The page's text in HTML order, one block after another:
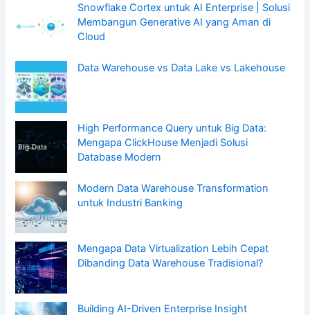
Snowflake Cortex untuk AI Enterprise | Solusi
Membangun Generative AI yang Aman di
Cloud
Data Warehouse vs Data Lake vs Lakehouse
High Performance Query untuk Big Data:
Mengapa ClickHouse Menjadi Solusi
Database Modern
Modern Data Warehouse Transformation
untuk Industri Banking
Mengapa Data Virtualization Lebih Cepat
Dibanding Data Warehouse Tradisional?
Building AI-Driven Enterprise Insight